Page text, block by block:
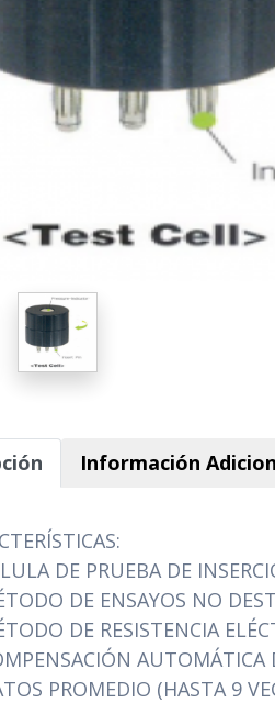
Información
DE PRUEBA DE
DE ENSAYOS NO
DE RESISTENCIA
AUTOMÁTICA
PROMEDIO (HASTA 9